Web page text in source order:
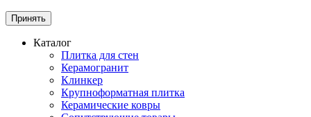
Принять
Каталог
Плитка для стен
Керамогранит
Клинкер
Крупноформатная плитка
Керамические ковры